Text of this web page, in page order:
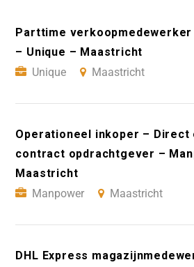
Parttime verkoopmedewerker
– Unique – Maastricht
Unique
Maastricht
Operationeel inkoper – Direct
contract opdrachtgever –
Maastricht
Manpower
Maastricht
DHL Express